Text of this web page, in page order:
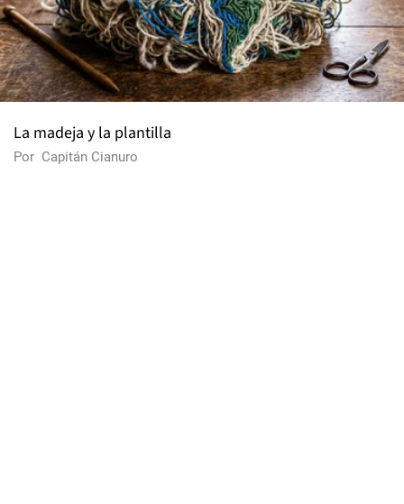
La madeja y la plantilla
Por Capitán Cianuro